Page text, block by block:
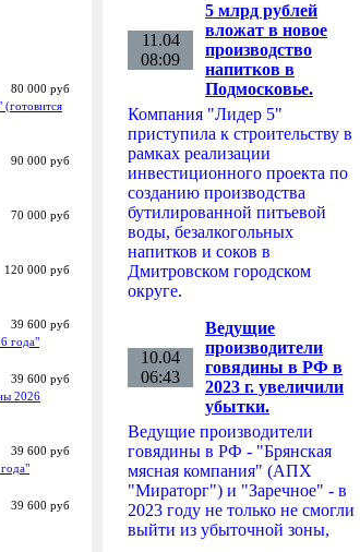
80 000 руб
90 000 руб
70 000 руб
120 000 руб
39 600 руб
года"
39 600 руб
2026
39 600 руб
39 600 руб
11.04
08:09
5 млрд рублей
вложат в новое
производство
напитков в
Подмосковье.
Компания "Лидер 5"
приступила к строительству в
рамках реализации
инвестиционного проекта по
созданию производства
бутилированной питьевой
воды, безалкогольных
напитков и соков в
Дмитровском городском
округе.
10.04
06:43
Ведущие
производители
говядины в РФ в
2023 г. увеличили
убытки.
Ведущие производители
говядины в РФ - "Брянская
мясная компания" (АПХ
"Мираторг") и "Заречное" - в
2023 году не только не смогли
выйти из убыточной зоны,